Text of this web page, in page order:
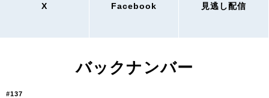
X Facebook 見逃し配信
バックナンバー
#137